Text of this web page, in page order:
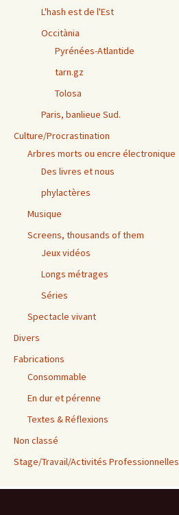
L'hash est de l'Est
Occitània
Pyrénées-Atlantide
tarn.gz
Tolosa
Paris, banlieue Sud.
Culture/Procrastination
Arbres morts ou encre électronique
Des livres et nous
phylactères
Musique
Screens, thousands of them
Jeux vidéos
Longs métrages
Séries
Spectacle vivant
Divers
Fabrications
Consommable
En dur et pérenne
Textes & Réflexions
Non classé
Stage/Travail/Activités Professionnelles